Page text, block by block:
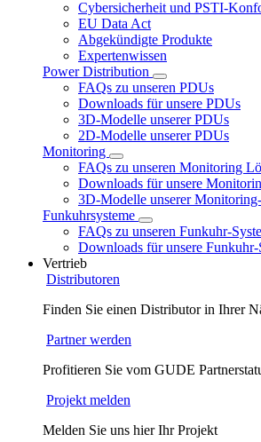
Cybersicherheit und PSTI-
EU Data Act
Abgekündigte Produkte
Expertenwissen
Power Distribution
FAQs zu unseren PDUs
Downloads für unsere PDUs
3D-Modelle unserer PDUs
2D-Modelle unserer PDUs
Monitoring
FAQs zu unseren Monitoring
Downloads für unsere
3D-Modelle unserer
Funkuhrsysteme
FAQs zu unseren Funkuhr-
Downloads für unsere Funkuhr-
Vertrieb
Distributoren
Finden Sie einen Distributor in Ihrer
Partner werden
Profitieren Sie vom GUDE
Projekt melden
Melden Sie uns hier Ihr Projekt